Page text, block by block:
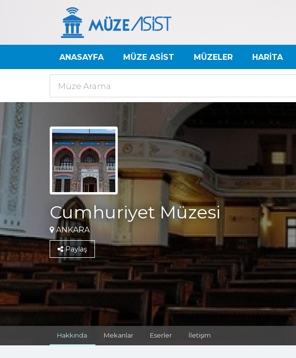
ANASAYFA MÜZE ASİST MÜZELER HARİTA
Cumhuriyet Müzesi
ANKARA
Paylaş
Hakkında Mekanlar Eserler İletişim